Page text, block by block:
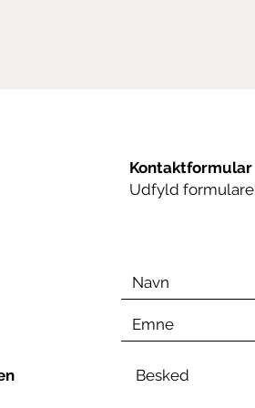
Kontaktformular
Udfyld